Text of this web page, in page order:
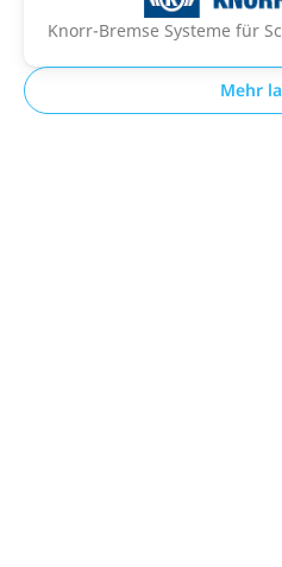
Knorr-Bremse Systeme für
Mehr